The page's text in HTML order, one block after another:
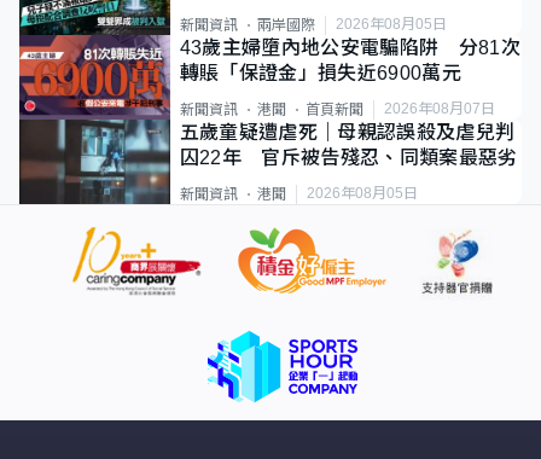
新聞資訊 兩岸國際 2026年08月05日
43歲主婦墮內地公安電騙陷阱 分81次
轉賬「保證金」損失近6900萬元
新聞資訊 港聞 首頁新聞 2026年08月07日
五歲童疑遭虐死｜母親認誤殺及虐兒判
囚22年 官斥被告殘忍、同類案最惡劣
新聞資訊 港聞 2026年08月05日